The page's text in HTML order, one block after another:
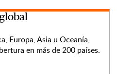
Europa, Asia u Oceanía,
en más de 200 países.